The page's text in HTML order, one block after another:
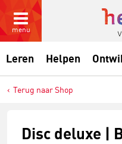
menu
Leren Helpen
Terug naar Shop
Disc deluxe |